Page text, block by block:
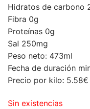
Hidratos de carbono
Fibra 0g
Proteínas 0g
Sal 250mg
Peso neto: 473ml
Fecha de duración
Precio por kilo: 5.58€
Sin existencias